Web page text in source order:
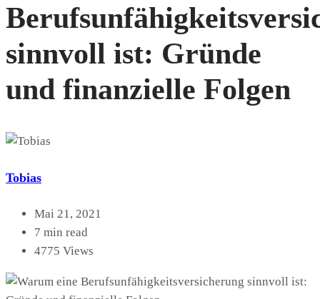
sinnvoll ist: Gründe
und finanzielle Folgen
Tobias
Mai 21, 2021
7 min read
4775 Views